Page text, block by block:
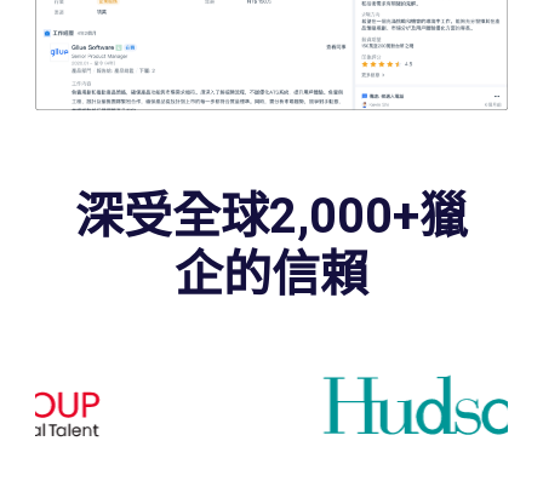
深受全球2,000+獵
企的信賴